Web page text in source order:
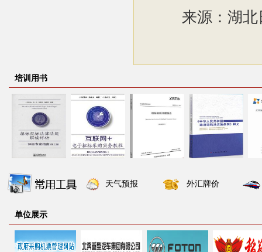
来源：湖北
培训用书
天气预报 外汇牌价
单位展示